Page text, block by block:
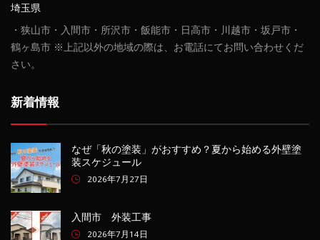
埼玉県
・狭山市・入間市・所沢市・飯能市・日高市・川越市・坂戸市・
鶴ヶ島市 ※上記以外の地域の際は、お電話にてお問い合わせくだ
さい。
新着情報
なぜ「秋の塗装」がおすすめ？夏から始める外壁塗
装スケジュール
2026年7月27日
入間市 外装工事
2026年7月14日